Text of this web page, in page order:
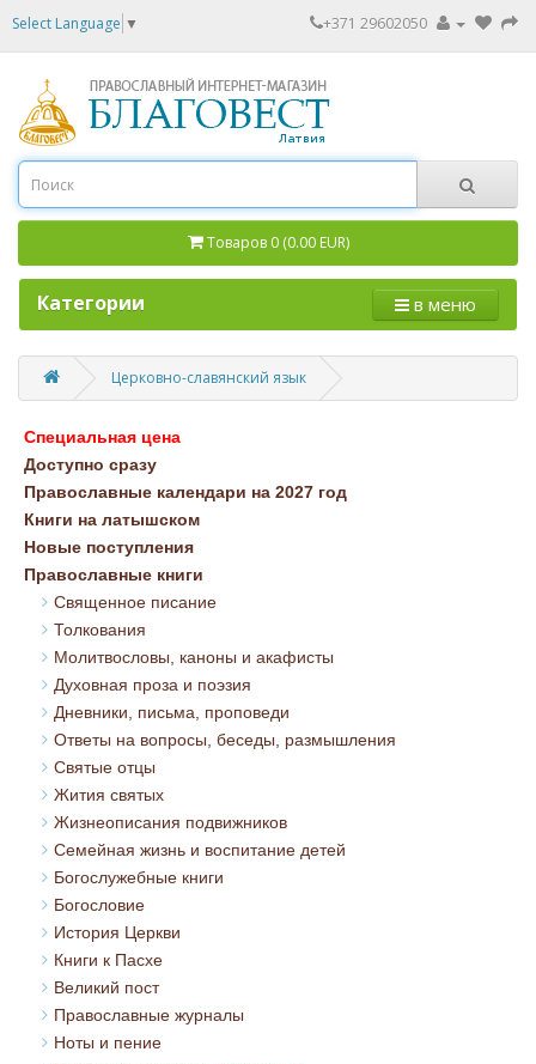
Select Language ▼ +371 29602050
Товаров 0 (0.00 EUR)
Категории в меню
Церковно-славянский язык
Специальная цена
Доступно сразу
Православные календари на 2027 год
Книги на латышском
Новые поступления
Православные книги
Священное писание
Толкования
Молитвословы, каноны и акафисты
Духовная проза и поэзия
Дневники, письма, проповеди
Ответы на вопросы, беседы, размышления
Святые отцы
Жития святых
Жизнеописания подвижников
Семейная жизнь и воспитание детей
Богослужебные книги
Богословие
История Церкви
Книги к Пасхе
Великий пост
Православные журналы
Ноты и пение